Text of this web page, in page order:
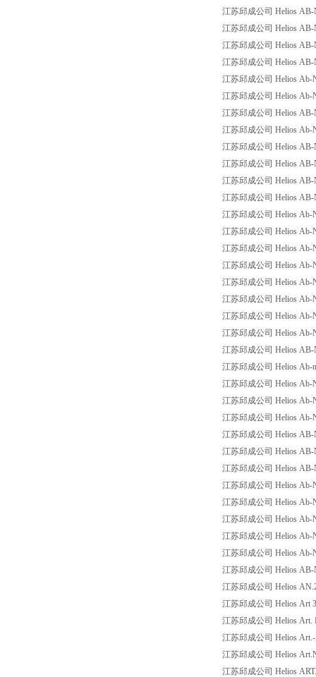
江苏邱成公司 Helios AB-
江苏邱成公司 Helios AB-
江苏邱成公司 Helios AB-
江苏邱成公司 Helios AB-
江苏邱成公司 Helios Ab-
江苏邱成公司 Helios Ab-
江苏邱成公司 Helios AB-
江苏邱成公司 Helios Ab-
江苏邱成公司 Helios AB-
江苏邱成公司 Helios AB-
江苏邱成公司 Helios AB-
江苏邱成公司 Helios AB-
江苏邱成公司 Helios Ab-
江苏邱成公司 Helios Ab-
江苏邱成公司 Helios Ab-
江苏邱成公司 Helios Ab-
江苏邱成公司 Helios Ab-
江苏邱成公司 Helios Ab-
江苏邱成公司 Helios Ab-
江苏邱成公司 Helios Ab-
江苏邱成公司 Helios AB-
江苏邱成公司 Helios Ab-
江苏邱成公司 Helios Ab-
江苏邱成公司 Helios Ab-
江苏邱成公司 Helios Ab-
江苏邱成公司 Helios AB-
江苏邱成公司 Helios AB-
江苏邱成公司 Helios AB-
江苏邱成公司 Helios Ab-
江苏邱成公司 Helios Ab-
江苏邱成公司 Helios Ab-
江苏邱成公司 Helios Ab-
江苏邱成公司 Helios Ab-
江苏邱成公司 Helios AB-
江苏邱成公司 Helios
江苏邱成公司 Helios Art
江苏邱成公司 Helios Art.
江苏邱成公司 Helios
江苏邱成公司 Helios
江苏邱成公司 Helios